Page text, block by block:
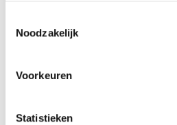
Noodzakelijk
Voorkeuren
Statistieken
Antilekrandjes